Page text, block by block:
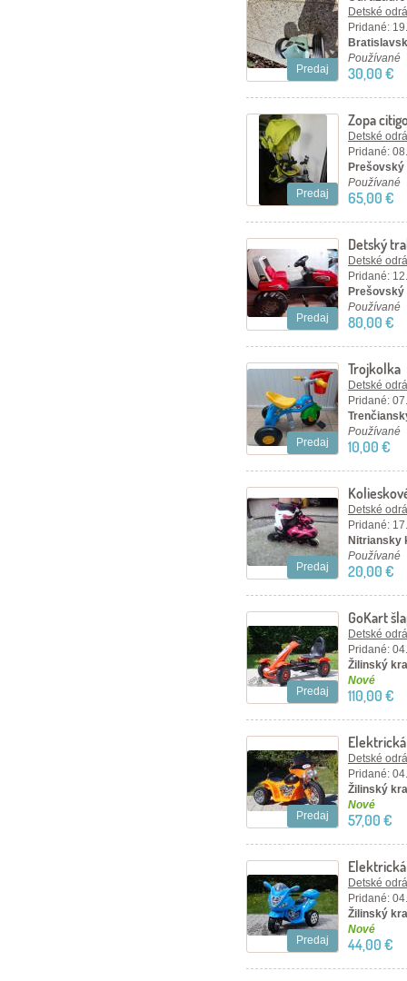
Predaj
Detské
Pridané:
Používané
30,00 €
Predaj
Zopa
Detské
Pridané:
Používané
65,00 €
Predaj
Detský
Detské
Pridané:
Prešovský
Používané
80,00 €
Predaj
Trojkolka
Detské
Pridané:
Používané
10,00 €
Predaj
Detské
Pridané:
Nitriansky
Používané
20,00 €
Predaj
GoKart
Detské
Pridané:
Žilinský
Nové
110,00 €
Predaj
oranžová
Detské
Pridané:
Žilinský
Nové
57,00 €
Predaj
Detské
Pridané:
Žilinský
Nové
44,00 €